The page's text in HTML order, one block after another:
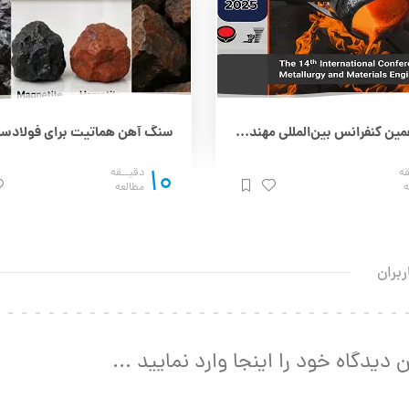
چهاردهمین کنفرانس بین‌المللی مهندسی مواد و متالورژی (IMAT 2025) – 25 و 26 آذر
10 دقیــقه
مطالعه